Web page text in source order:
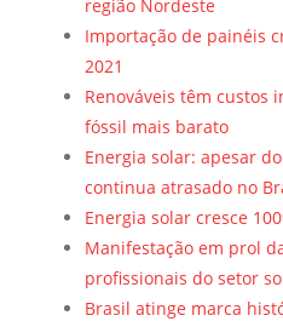
região Nordeste
Importação de painéis
2021
Renováveis têm custos
fóssil mais barato
Energia solar: apesar
continua atrasado no
Energia solar cresce
Manifestação em prol
profissionais do setor
Brasil atinge marca